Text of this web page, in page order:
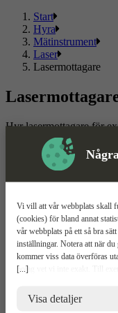
[...]
Vi vill att vår webbplats skall
(cookies) för bland annat
vår webbplats på ett så bra
inställningar. Notera att när
kommer viss data överföras
bolag vet vi inte exakt. Till
risker för dina
brottsbekämpande
Visa detaljer
Start
Hyra
Mätinstrument
Laser
Lasermottagare
Hyr lasermottagare för
Hos ToolPal hittar du
bokar smidigt dina
leverans direkt till
Om ToolPal
Om oss
5 enkla steg
Boka demo
Vattenrening